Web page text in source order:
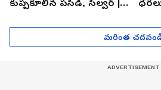
కుప్పకూలిన పసిడి, సిల్వర్ |
మరింత